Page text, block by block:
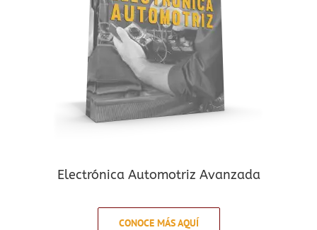
Electrónica Automotriz Avanzada
CONOCE MÁS AQUÍ